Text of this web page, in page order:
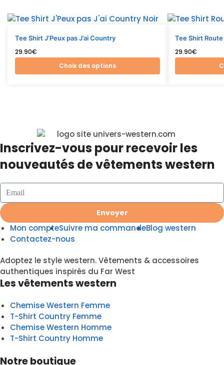
Tee Shirt J’Peux pas J’ai Country
29.90€
Choix des options
Tee Shirt
29.90€
Inscrivez-vous pour recevoir les
nouveautés de vêtements western
Envoyer
Mon compteSuivre ma commandeBlog western
Contactez-nous
Adoptez le style western. Vêtements & accessoires
authentiques inspirés du Far West
Les vêtements western
Chemise Western Femme
T-Shirt Country Femme
Chemise Western Homme
T-Shirt Country Homme
Notre boutique